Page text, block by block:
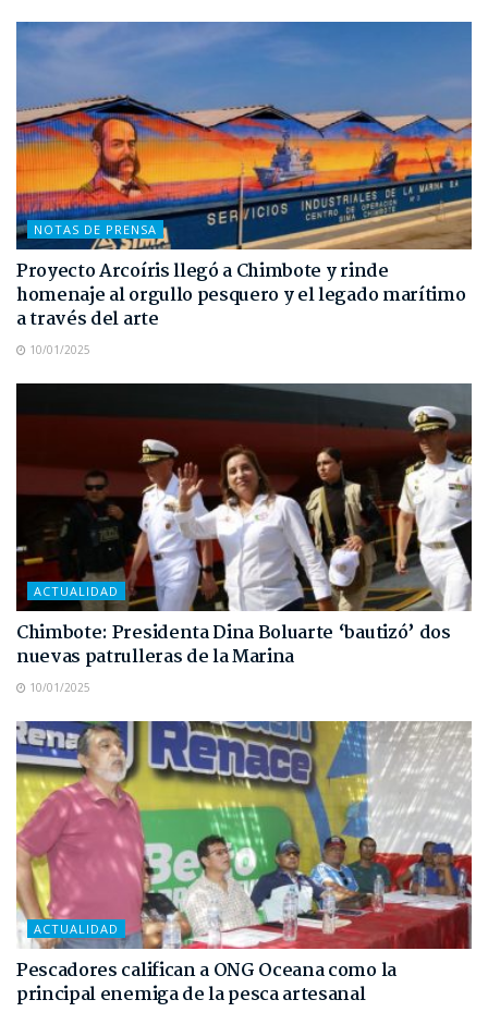
NOTAS DE PRENSA
Proyecto Arcoíris llegó a Chimbote y rinde
homenaje al orgullo pesquero y el legado marítimo
a través del arte
10/01/2025
ACTUALIDAD
Chimbote: Presidenta Dina Boluarte ‘bautizó’ dos
nuevas patrulleras de la Marina
10/01/2025
ACTUALIDAD
Pescadores califican a ONG Oceana como la
principal enemiga de la pesca artesanal